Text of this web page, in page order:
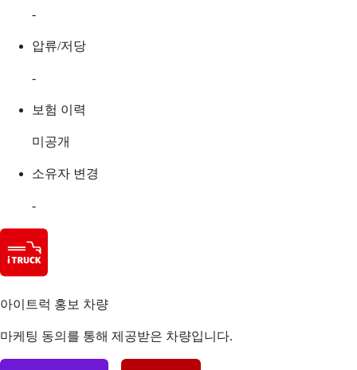
-
압류/저당
-
보험 이력
미공개
소유자 변경
-
아이트럭 홍보 차량
마케팅 동의를 통해 제공받은 차량입니다.